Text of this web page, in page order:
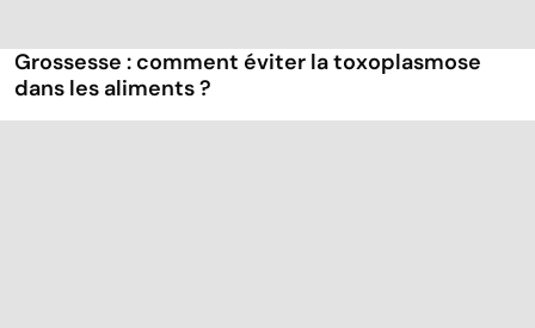
Grossesse : comment éviter la toxoplasmose
dans les aliments ?